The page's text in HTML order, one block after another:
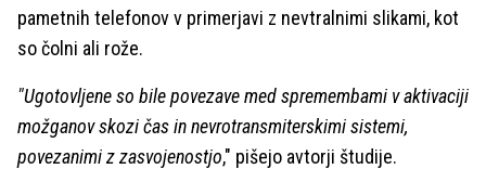
pametnih telefonov v primerjavi z nevtralnimi slikami, kot
so čolni ali rože.
"Ugotovljene so bile povezave med spremembami v aktivaciji
možganov skozi čas in nevrotransmiterskimi sistemi,
povezanimi z zasvojenostjo," pišejo avtorji študije.